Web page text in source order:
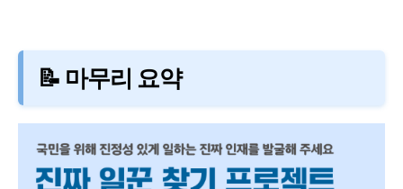
📝 마무리 요약